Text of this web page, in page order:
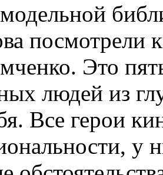
модельной
посмотрели
Это
людей из
Все герои
у